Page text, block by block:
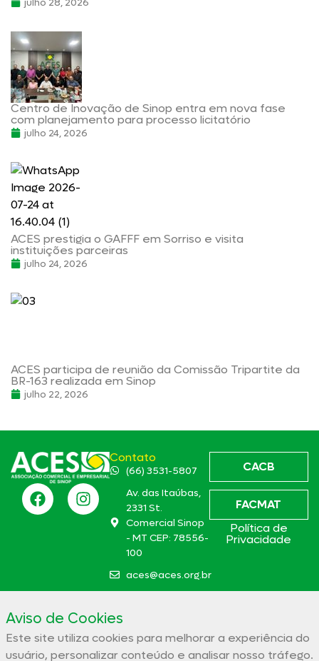
Centro de Inovação de Sinop entra em nova fase
com planejamento para processo licitatório
julho 24, 2026
ACES prestigia o GAFFF em Sorriso e visita
instituições parceiras
julho 24, 2026
ACES participa de reunião da Comissão Tripartite da
BR-163 realizada em Sinop
julho 22, 2026
Contato
(66) 3531-5807
Av. das Itaúbas,
2331 St.
Comercial Sinop
- MT CEP: 78556-
100
aces@aces.org.br
CACB
FACMAT
Política de
Privacidade
Associação Comercial e Empresarial de Sinop – ACES
32.944.910/0001-19
Aviso de Cookies
Este site utiliza cookies para melhorar a experiência do
usuário, personalizar conteúdo e analisar nosso tráfego.